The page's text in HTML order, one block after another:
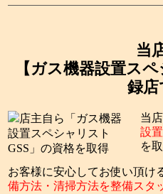
当
【ガス機器設置ス
録店
当
設
を
お客様に安心してお使い頂け
備方法・清掃方法を整備スタ